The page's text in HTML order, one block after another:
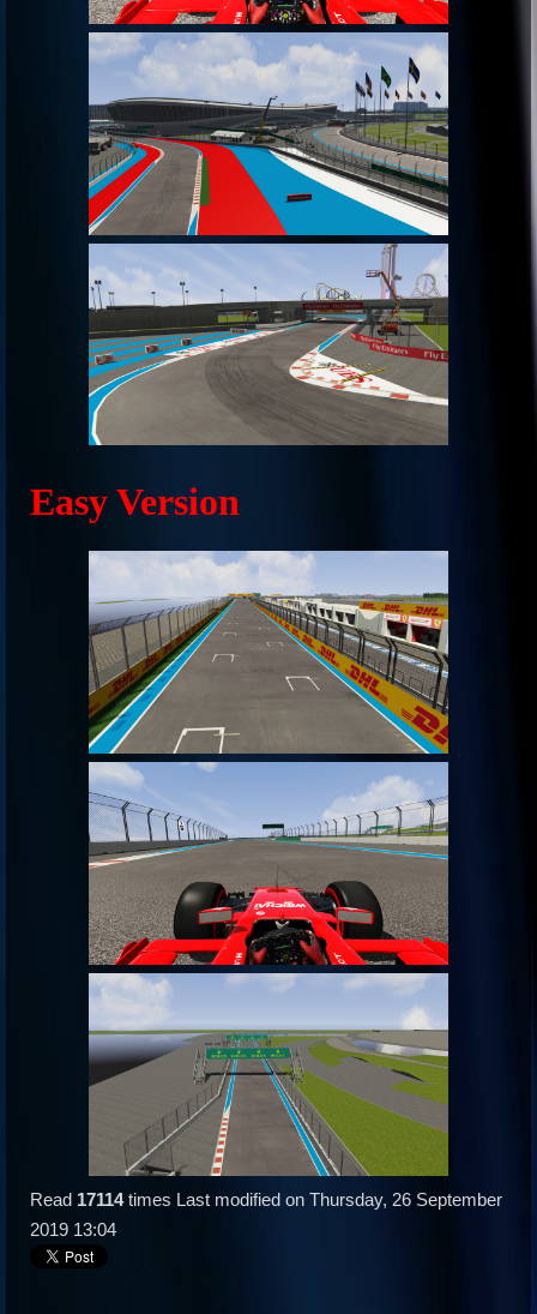
Easy Version
Read 17114times Last modified on Thursday, 26 September
2019 13:04